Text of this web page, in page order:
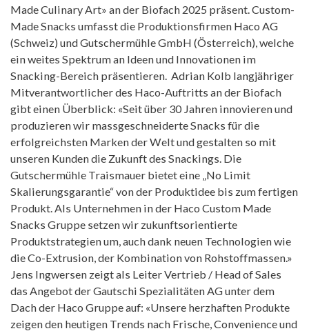
Made Culinary Art» an der Biofach 2025 präsent. Custom-
Made Snacks umfasst die Produktionsfirmen Haco AG
(Schweiz) und Gutschermühle GmbH (Österreich), welche
ein weites Spektrum an Ideen und Innovationen im
Snacking-Bereich präsentieren. Adrian Kolb langjähriger
Mitverantwortlicher des Haco-Auftritts an der Biofach
gibt einen Überblick: «Seit über 30 Jahren innovieren und
produzieren wir massgeschneiderte Snacks für die
erfolgreichsten Marken der Welt und gestalten so mit
unseren Kunden die Zukunft des Snackings. Die
Gutschermühle Traismauer bietet eine „No Limit
Skalierungsgarantie“ von der Produktidee bis zum fertigen
Produkt. Als Unternehmen in der Haco Custom Made
Snacks Gruppe setzen wir zukunftsorientierte
Produktstrategien um, auch dank neuen Technologien wie
die Co-Extrusion, der Kombination von Rohstoffmassen.»
Jens Ingwersen zeigt als Leiter Vertrieb / Head of Sales
das Angebot der Gautschi Spezialitäten AG unter dem
Dach der Haco Gruppe auf: «Unsere herzhaften Produkte
zeigen den heutigen Trends nach Frische, Convenience und